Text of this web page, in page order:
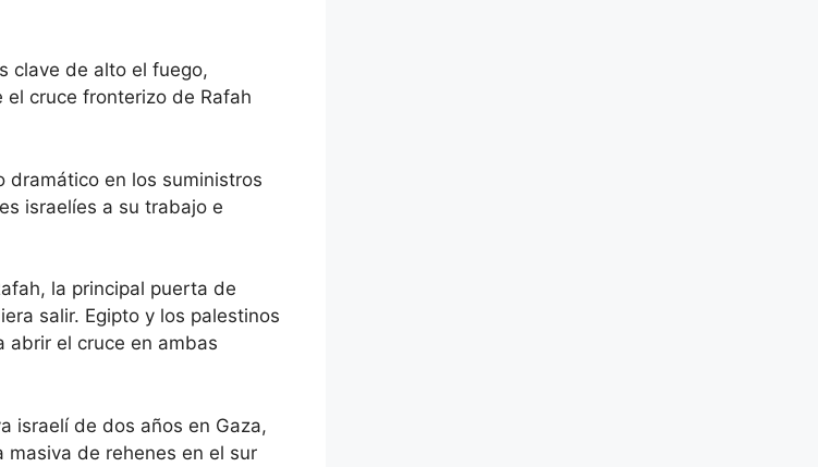
clave de alto el fuego,
cruce fronterizo de Rafah
dramático en los suministros
israelíes a su trabajo e
la principal puerta de
salir. Egipto y los palestinos
abrir el cruce en ambas
israelí de dos años en Gaza,
de rehenes en el sur